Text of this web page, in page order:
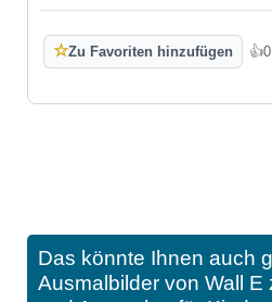
☆Zu Favoriten hinzufügen 👍0
Das könnte Ihnen auch
Ausmalbilder von Wall E